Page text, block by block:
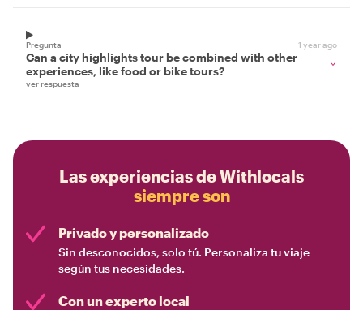
Pregunta 1 year ago
Can a city highlights tour be combined with other
experiences, like food or bike tours?
ver respuesta
Las experiencias de Withlocals
siempre son
Privado y personalizado
Sin desconocidos, solo tú. Personaliza tu viaje
según tus necesidades.
Con un experto local